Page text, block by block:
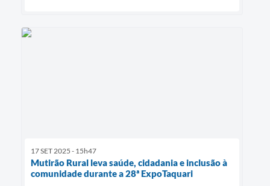
17 SET 2025 - 15h47
Mutirão Rural leva saúde, cidadania e inclusão à
comunidade durante a 28ª ExpoTaquari